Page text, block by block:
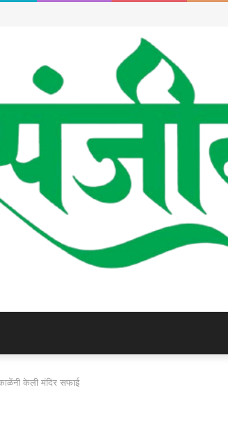
केली मंदिर सफाई